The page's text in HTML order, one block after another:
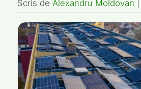
Scris de Alexandru Moldovan